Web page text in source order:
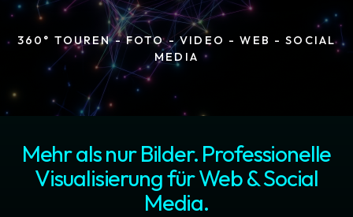
360° TOUREN - FOTO - VIDEO - WEB - SOCIAL
MEDIA
Mehr als nur Bilder. Professionelle
Visualisierung für Web & Social
Media.